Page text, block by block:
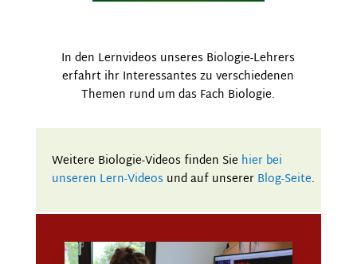
In den Lernvideos unseres Biologie-Lehrers
erfahrt ihr Interessantes zu verschiedenen
Themen rund um das Fach Biologie.
Weitere Biologie-Videos finden Sie hier bei
unseren Lern-Videosund auf unserer Blog-Seite.